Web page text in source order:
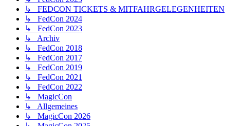
↳ FEDCON TICKETS & MITFAHRGELEGENHEITEN
↳ FedCon 2024
↳ FedCon 2023
↳ Archiv
↳ FedCon 2018
↳ FedCon 2017
↳ FedCon 2019
↳ FedCon 2021
↳ FedCon 2022
↳ MagicCon
↳ Allgemeines
↳ MagicCon 2026